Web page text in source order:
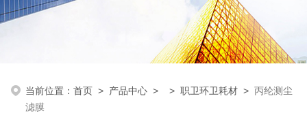
当前位置：首页 > 产品中心 > >职卫环卫耗材 >丙纶测尘
滤膜